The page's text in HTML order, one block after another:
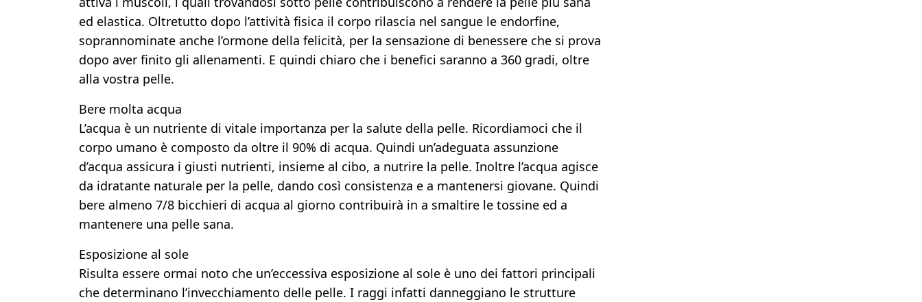
ed elastica. Oltretutto dopo l’attività fisica il corpo rilascia nel sangue le endorfine,
soprannominate anche l’ormone della felicità, per la sensazione di benessere che si prova
dopo aver finito gli allenamenti. E quindi chiaro che i benefici saranno a 360 gradi, oltre
alla vostra pelle.
Bere molta acqua
L’acqua è un nutriente di vitale importanza per la salute della pelle. Ricordiamoci che il
corpo umano è composto da oltre il 90% di acqua. Quindi un’adeguata assunzione
d’acqua assicura i giusti nutrienti, insieme al cibo, a nutrire la pelle. Inoltre l’acqua agisce
da idratante naturale per la pelle, dando così consistenza e a mantenersi giovane. Quindi
bere almeno 7/8 bicchieri di acqua al giorno contribuirà in a smaltire le tossine ed a
mantenere una pelle sana.
Esposizione al sole
Risulta essere ormai noto che un’eccessiva esposizione al sole è uno dei fattori principali
che determinano l’invecchiamento delle pelle. I raggi infatti danneggiano le strutture